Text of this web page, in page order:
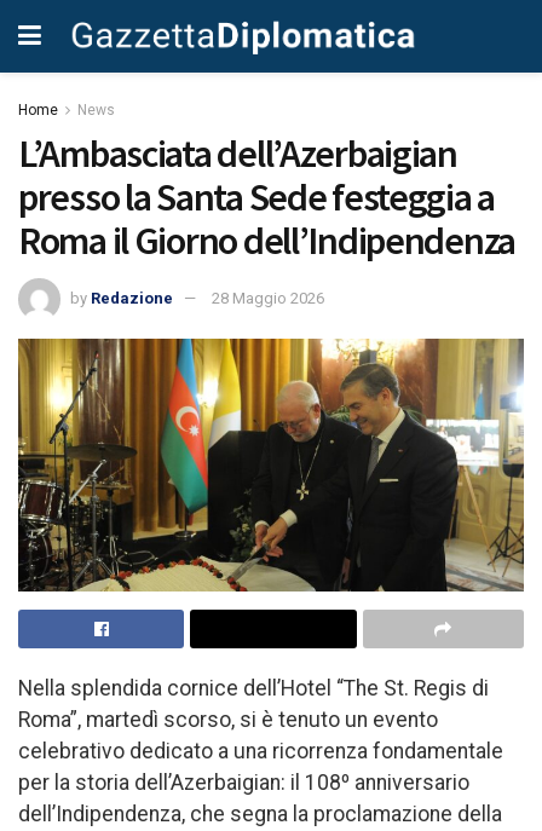
Home News
L’Ambasciata dell’Azerbaigian
presso la Santa Sede festeggia a
Roma il Giorno dell’Indipendenza
by Redazione 28 Maggio 2026
Nella splendida cornice dell’Hotel “The St. Regis di
Roma”, martedì scorso, si è tenuto un evento
celebrativo dedicato a una ricorrenza fondamentale
per la storia dell’Azerbaigian: il 108º anniversario
dell’Indipendenza, che segna la proclamazione della